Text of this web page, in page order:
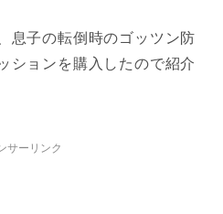
息子の転倒時のゴッツン防
ションを購入したので紹介
サーリンク